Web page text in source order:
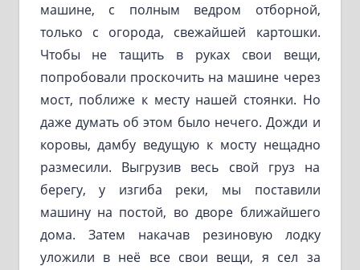
машине, с полным ведром отборной,
только с огорода, свежайшей картошки.
Чтобы не тащить в руках свои вещи,
попробовали проскочить на машине через
мост, поближе к месту нашей стоянки. Но
даже думать об этом было нечего. Дожди и
коровы, дамбу ведущую к мосту нещадно
размесили. Выгрузив весь свой груз на
берегу, у изгиба реки, мы поставили
машину на постой, во дворе ближайшего
дома. Затем накачав резиновую лодку
уложили в неё все свои вещи, я сел за